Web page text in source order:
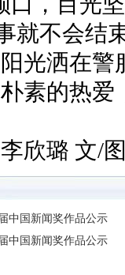
就不会结
光洒在
素的热
欣璐 文/
中国新闻奖作品公示
中国新闻奖作品公示